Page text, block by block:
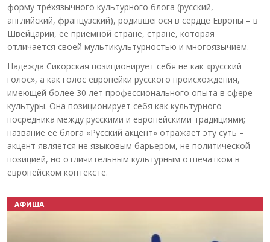
форму трёхязычного культурного блога (русский,
английский, французский), родившегося в сердце Европы – в
Швейцарии, её приёмной стране, стране, которая
отличается своей мультикультурностью и многоязычием.
Надежда Сикорская позиционирует себя не как «русский
голос», а как голос европейки русского происхождения,
имеющей более 30 лет профессионального опыта в сфере
культуры. Она позиционирует себя как культурного
посредника между русскими и европейскими традициями;
название её блога «Русский акцент» отражает эту суть –
акцент является не языковым барьером, не политической
позицией, но отличительным культурным отпечатком в
европейском контексте.
АФИША